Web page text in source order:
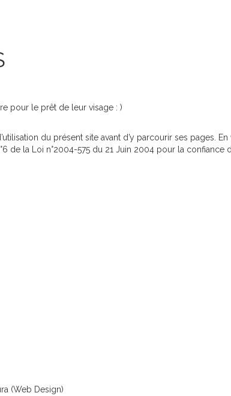
pour le prêt de leur visage : )
du présent site avant d’y parcourir ses pages.
de la Loi n°2004-575 du 21 Juin 2004 pour la
(Web Design)